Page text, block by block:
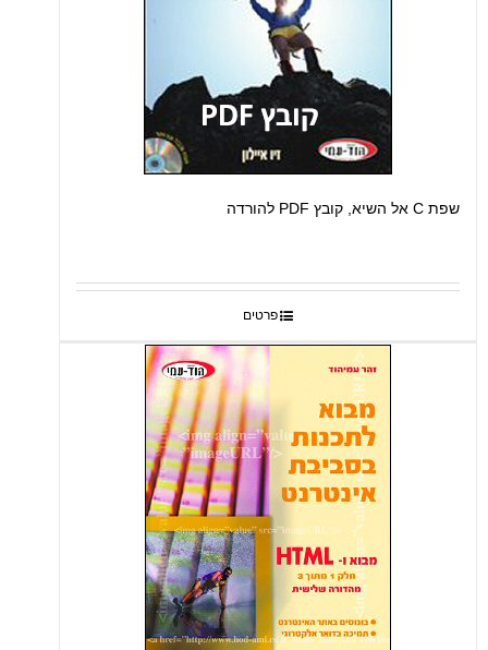
שפת C אל השיא, קובץ PDF להורדה
פרטים